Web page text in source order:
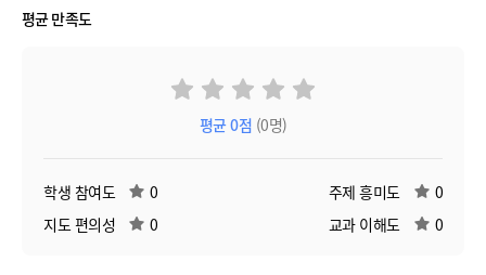
평균 만족도
평균0점 (0명)
학생 참여도 0 주제 흥미도
0
지도 편의성
0 교과 이해도 0